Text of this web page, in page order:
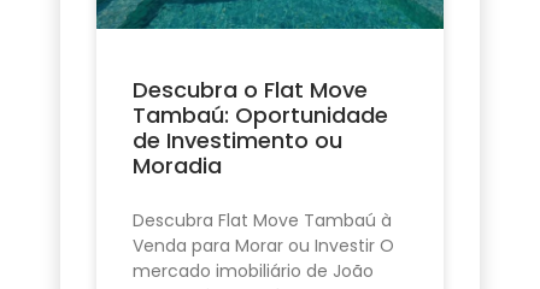
Descubra o Flat Move
Tambaú: Oportunidade
de Investimento ou
Moradia
Descubra Flat Move Tambaú à
Venda para Morar ou Investir O
mercado imobiliário de João